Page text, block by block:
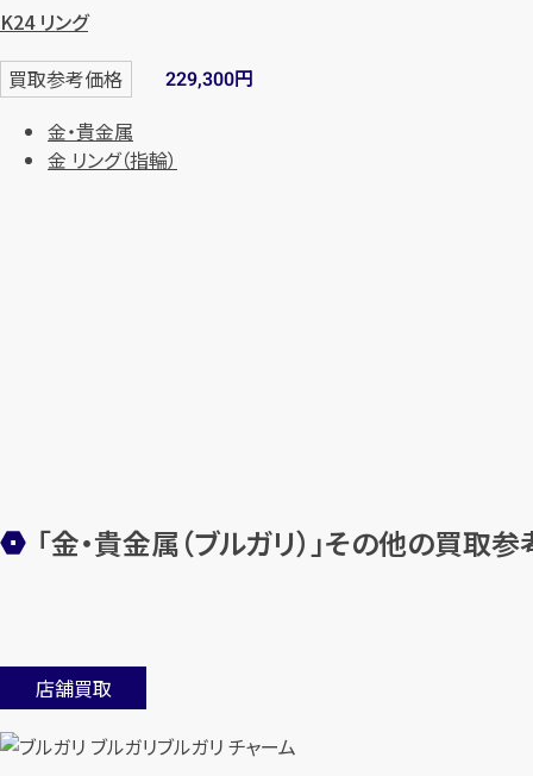
K24 リング
買取参考価格 229,300円
金・貴金属
金 リング（指輪）
「金・貴金属（ブルガリ）」その他の買取
店舗買取